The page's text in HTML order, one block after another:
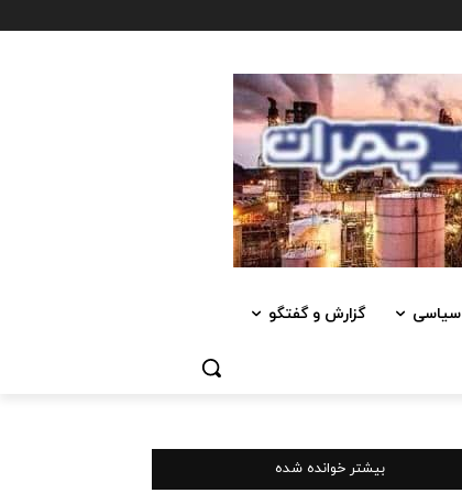
سیاسی گزارش و گفتگو
بیشتر خوانده شده